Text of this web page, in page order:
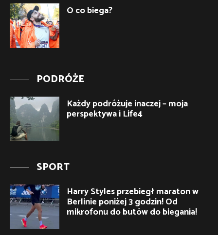
O co biega?
PODRÓŻE
Każdy podróżuje inaczej – moja
perspektywa i Life4
SPORT
Harry Styles przebiegł maraton w
Berlinie poniżej 3 godzin! Od
mikrofonu do butów do biegania!